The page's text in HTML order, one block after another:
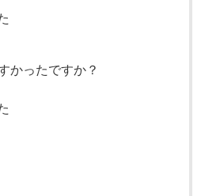
かったですか？